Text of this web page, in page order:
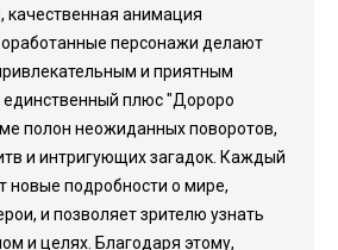
анимация
персонажи делают
и приятным
единственный плюс "Дороро
полон неожиданных поворотов,
и интригующих загадок. Каждый
новые подробности о мире,
и позволяет зрителю узнать
и целях. Благодаря этому,